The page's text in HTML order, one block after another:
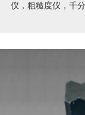
仪，粗糙度仪，千